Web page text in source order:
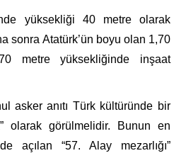
yüksekliği 40 metre olarak
sonra Atatürk’ün boyu olan 1,70
metre yüksekliğinde inşaat
asker anıtı Türk kültüründe bir
olarak görülmelidir. Bunun en
açılan “57. Alay mezarlığı”